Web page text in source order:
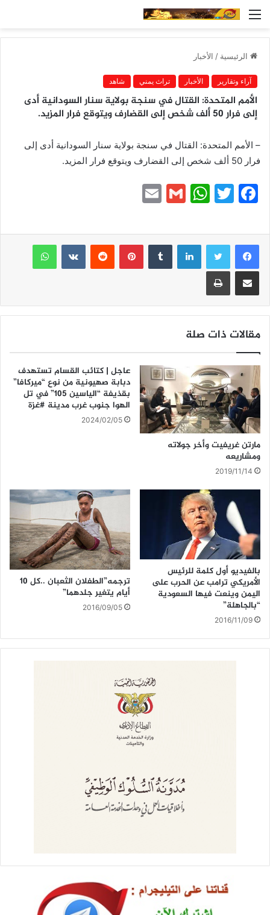
القائمة
الرئيسية / الأخبار
آراء وتقارير الأخبار تراث يمني شاهد
الأمم المتحدة: القتال في سنجة بولاية سنار السودانية أدى
إلى فرار 50 ألف شخص إلى القضارف ويتوقع فرار المزيد.
– الأمم المتحدة: القتال في سنجة بولاية سنار السودانية أدى إلى
فرار 50 ألف شخص إلى القضارف ويتوقع فرار المزيد.
F
c
e
b
o
o
k
T
itt
er
W
at
s
A
p
G
ai
l
ai
l
لينكدإن بينتيريست واتساب
مشاركة عبر البريد طباعة
مقالات ذات صلة
مارتن غريفيت وأخر جولاته
ومشاريعه
2019/11/14
عاجل | كتائب القسام تستهدف
دبابة صهيونية من نوع “ميركافا”
بقذيفة “الياسين 105” في تل
الهوا جنوب غرب مدينة #غزة
2024/02/05
بالفيديو أول كلمة للرئيس
الأمريكي ترامب عن الحرب على
اليمن وينعت فيها السعودية
“بالجاهلة”
2016/11/09
ترجمه”الطفلان الثعبان ..كل 10
أيام يتغير جلدهما”
2016/09/05